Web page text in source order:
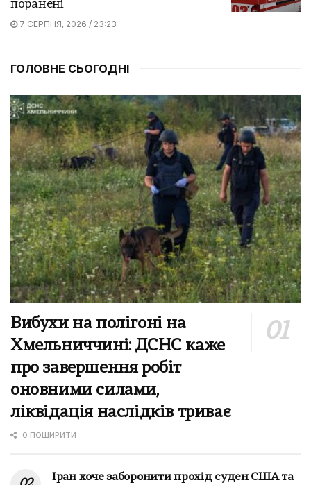
поранені
7 СЕРПНЯ, 2026 / 23:23
ГОЛОВНЕ СЬОГОДНІ
Вибухи на полігоні на
Хмельниччині: ДСНС каже
про завершення робіт
оновними силами,
ліквідація наслідків триває
0 ПОШИРИТИ
Іран хоче заборонити прохід суден США та